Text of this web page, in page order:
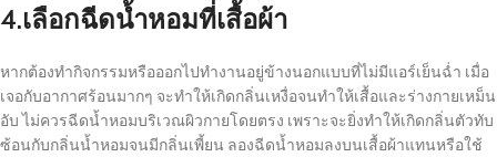
4.เลือกฉีดน้ำหอมที่เสื้อผ้า
หากต้องทำกิจกรรมหรือออกไปทำงานอยู่ข้างนอกแบบที่ไม่มีแอร์เย็นฉ่ำ เมื่อ
เจอกับอากาศร้อนมากๆ จะทำให้เกิดกลิ่นเหงื่อจนทำให้เสื้อและร่างกายเหม็น
อับ ไม่ควรฉีดน้ำหอมบริเวณผิวกายโดยตรง เพราะจะยิ่งทำให้เกิดกลิ่นตัวทับ
ซ้อนกับกลิ่นน้ำหอมจนมีกลิ่นเพี้ยน ลองฉีดน้ำหอมลงบนเสื้อผ้าแทนหรือใช้